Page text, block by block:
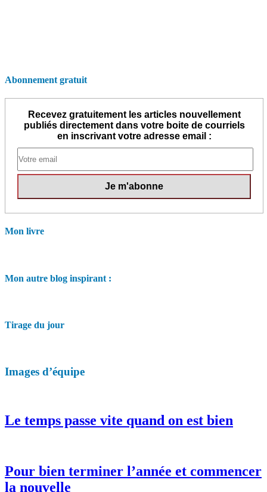
Abonnement gratuit
Recevez gratuitement les articles nouvellement
publiés directement dans votre boite de courriels
en inscrivant votre adresse email :
Mon livre
Mon autre blog inspirant :
Tirage du jour
Images d’équipe
Le temps passe vite quand on est bien
Pour bien terminer l’année et commencer
la nouvelle